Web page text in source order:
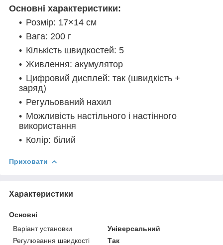
Основні характеристики:
Розмір: 17×14 см
Вага: 200 г
Кількість швидкостей: 5
Живлення: акумулятор
Цифровий дисплей: так (швидкість +
заряд)
Регульований нахил
Можливість настільного і настінного
використання
Колір: білий
Приховати
Характеристики
Основні
Варіант установки
Універсальний
Регулювання швидкості
Так